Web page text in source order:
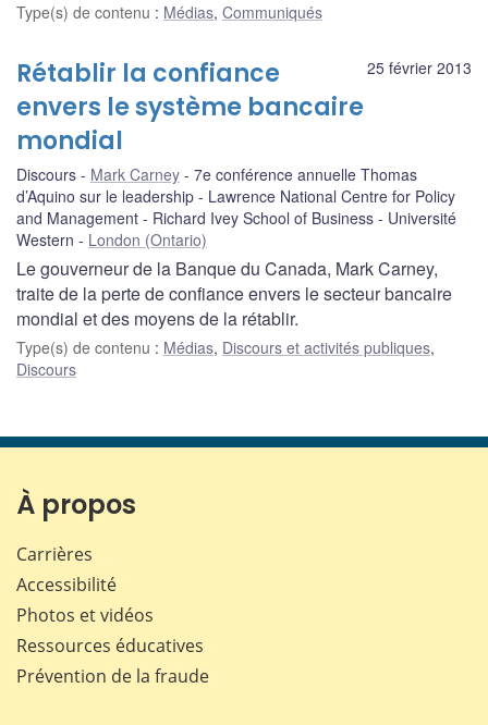
Type(s) de contenu : Médias, Communiqués
25 février 2013
Rétablir la confiance
envers le système bancaire
mondial
Discours Mark Carney
7e conférence annuelle Thomas
d’Aquino sur le leadership - Lawrence National Centre for Policy
and Management - Richard Ivey School of Business - Université
Western
London (Ontario)
Le gouverneur de la Banque du Canada, Mark Carney,
traite de la perte de confiance envers le secteur bancaire
mondial et des moyens de la rétablir.
Type(s) de contenu : Médias, Discours et activités publiques,
Discours
À propos
Carrières
Accessibilité
Photos et vidéos
Ressources éducatives
Prévention de la fraude